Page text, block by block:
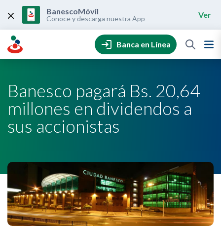
content
BanescoMóvil
Conoce y descarga nuestra App Ver
Banca en Línea
Banesco pagará Bs. 20,64
millones en dividendos a
sus accionistas